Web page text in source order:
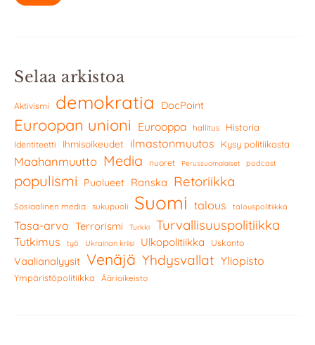
Selaa arkistoa
Aktivismi demokratia DocPoint
Euroopan unioni Eurooppa hallitus Historia
Identiteetti Ihmisoikeudet ilmastonmuutos Kysy politiikasta
Maahanmuutto Media nuoret Perussuomalaiset podcast
populismi Puolueet Ranska Retoriikka
Sosiaalinen media sukupuoli Suomi talous talouspolitiikka
Tasa-arvo Terrorismi Turkki Turvallisuuspolitiikka
Tutkimus työ Ukrainan kriisi Ulkopolitiikka Uskonto
Vaalianalyysit Venäjä Yhdysvallat Yliopisto
Ympäristöpolitiikka Äärioikeisto